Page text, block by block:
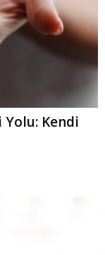
Kendi